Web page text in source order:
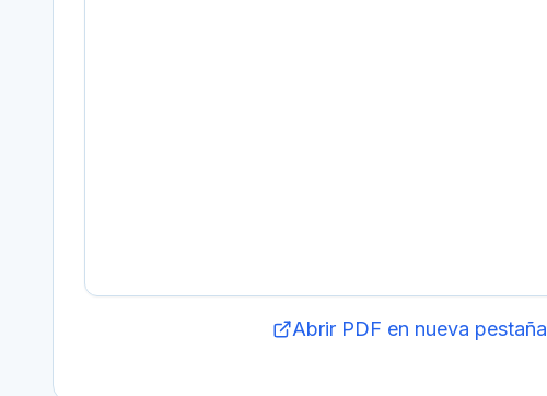
Abrir PDF en nueva pestaña